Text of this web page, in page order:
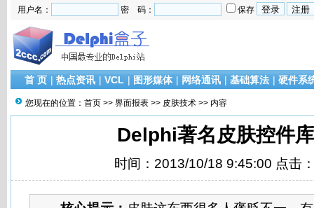
用户名： 密 码： 保存
首 页 | 热点资讯 | VCL | 图形媒体 | 网络通讯 | 基础算法 | 硬件系
您现在的位置： 首页 >> 界面报表 >> 皮肤技术 >> 内容
Delphi著名皮肤控件
时间：2013/10/18 9:45:00 点击